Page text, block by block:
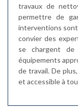
travaux de
permettre de
interventions
convier des
se chargent
équipements
de travail. De
et accessible à